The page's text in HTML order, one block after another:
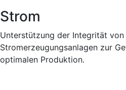
Strom
Unterstützung der Integrität von
Stromerzeugungsanlagen zur
optimalen Produktion.